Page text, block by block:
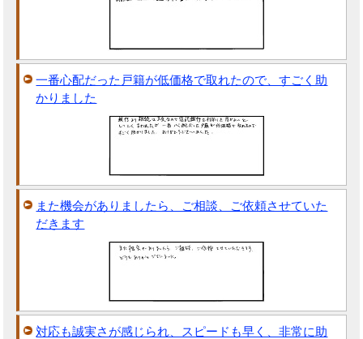
一番心配だった戸籍が低価格で取れたので、すごく助
かりました
また機会がありましたら、ご相談、ご依頼させていた
だきます
対応も誠実さが感じられ、スピードも早く、非常に助